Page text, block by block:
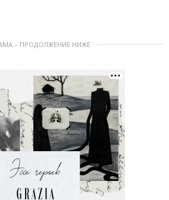
– ПРОДОЛЖЕНИЕ НИЖЕ